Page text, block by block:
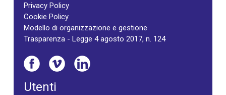
Privacy Policy
Cookie Policy
Modello di organizzazione e gestione
Trasparenza - Legge 4 agosto 2017, n. 124
Utenti